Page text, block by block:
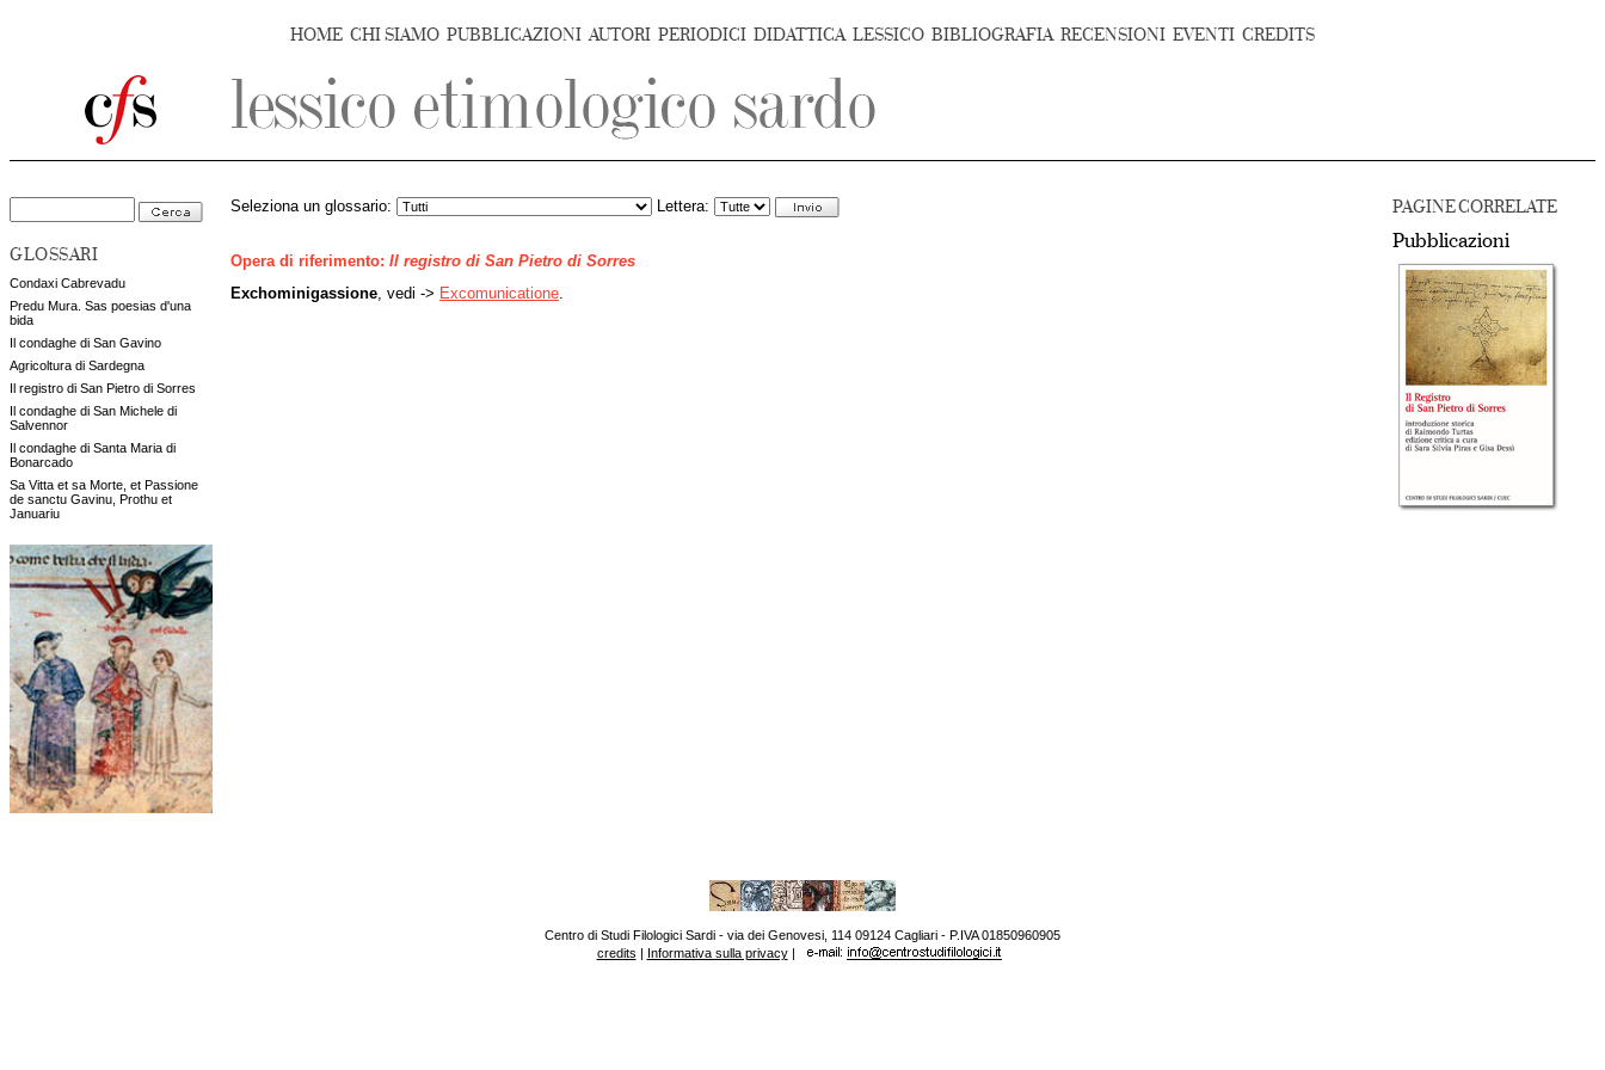
HOME CHI SIAMO PUBBLICAZIONI AUTORI PERIODICI DIDATTICA LESSICO BIBLIOGRAFIA RECENSIONI EVENTI CREDITS
GLOSSARI
Condaxi Cabrevadu
Predu Mura. Sas poesias d'una
bida
Il condaghe di San Gavino
Agricoltura di Sardegna
Il registro di San Pietro di Sorres
Il condaghe di San Michele di
Salvennor
Il condaghe di Santa Maria di
Bonarcado
Sa Vitta et sa Morte, et Passione
de sanctu Gavinu, Prothu et
Januariu
PAGINE CORRELATE
Pubblicazioni
Seleziona un glossario: Lettera:
Opera di riferimento: Il registro di San Pietro di Sorres
Exchominigassione , vedi -> Excomunicatione
Centro di Studi Filologici Sardi - via dei Genovesi, 114 09124 Cagliari - P.IVA 01850960905
credits | Informativa sulla privacy|